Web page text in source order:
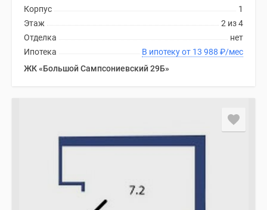
Коттеджные
поселки
ипотеку
Бизнес-
1
Корпус
2 из 4
Этаж
нет
Отделка
В ипотеку от 13 988 ₽/мес
Ипотека
ЖК «Большой Сампсониевский 29Б»